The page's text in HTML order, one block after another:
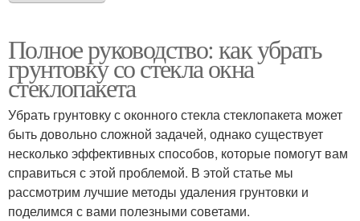
Полное руководство: как убрать
грунтовку со стекла окна
стеклопакета
Убрать грунтовку с оконного стекла стеклопакета может
быть довольно сложной задачей, однако существует
несколько эффективных способов, которые помогут вам
справиться с этой проблемой. В этой статье мы
рассмотрим лучшие методы удаления грунтовки и
поделимся с вами полезными советами.